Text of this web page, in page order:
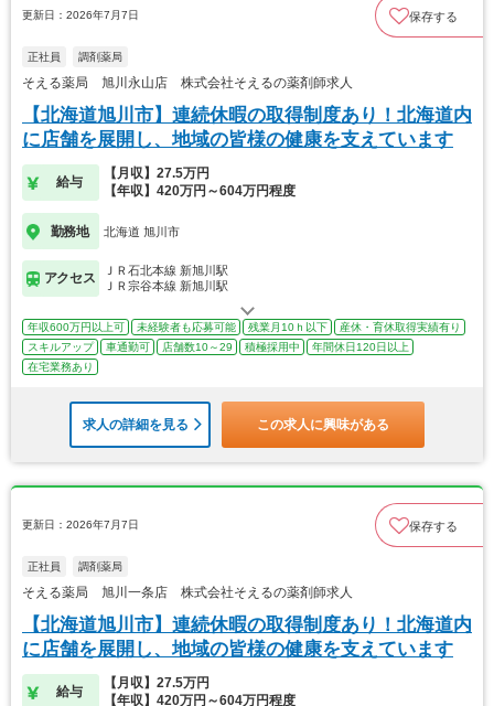
更新日：2026年7月7日 保存する
正社員 調剤薬局
そえる薬局 旭川永山店 株式会社そえるの薬剤師求人
【北海道旭川市】連続休暇の取得制度あり！北海道内
に店舗を展開し、地域の皆様の健康を支えています
給与
【月収】27.5万円
【年収】420万円～604万円程度
勤務地 北海道 旭川市
アクセス
ＪＲ石北本線 新旭川駅
ＪＲ宗谷本線 新旭川駅
年収600万円以上可 未経験者も応募可能 残業月10ｈ以下
産休・育休取得実績有り
スキルアップ
車通勤可 店舗数10～29 積極採用中
年間休日120日以上
在宅業務あり
求人の詳細を見る この求人に興味がある
更新日：2026年7月7日 保存する
正社員 調剤薬局
そえる薬局 旭川一条店 株式会社そえるの薬剤師求人
【北海道旭川市】連続休暇の取得制度あり！北海道内
に店舗を展開し、地域の皆様の健康を支えています
給与
【月収】27.5万円
【年収】420万円～604万円程度